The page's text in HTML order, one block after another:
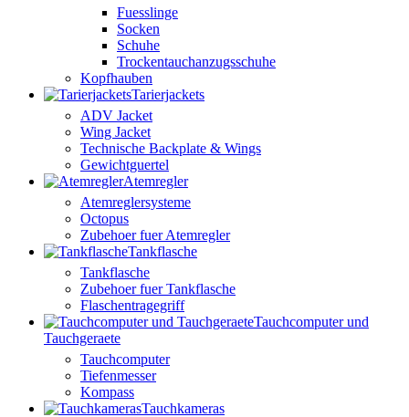
Fuesslinge
Socken
Schuhe
Trockentauchanzugsschuhe
Kopfhauben
Tarierjackets
ADV Jacket
Wing Jacket
Technische Backplate & Wings
Gewichtguertel
Atemregler
Atemreglersysteme
Octopus
Zubehoer fuer Atemregler
Tankflasche
Tankflasche
Zubehoer fuer Tankflasche
Flaschentragegriff
Tauchcomputer und
Tauchgeraete
Tauchcomputer
Tiefenmesser
Kompass
Tauchkameras